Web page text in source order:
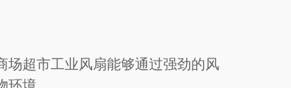
超市工业风扇能够通过强劲的风